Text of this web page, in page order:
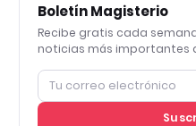
Boletín Magisterio
Recibe gratis cada
noticias más importantes